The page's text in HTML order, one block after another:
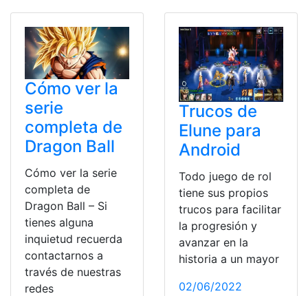
Cómo ver la
serie
completa de
Dragon Ball
Cómo ver la serie
completa de
Dragon Ball – Si
tienes alguna
inquietud recuerda
contactarnos a
través de nuestras
redes
Trucos de
Elune para
Android
Todo juego de rol
tiene sus propios
trucos para facilitar
la progresión y
avanzar en la
historia a un mayor
02/06/2022